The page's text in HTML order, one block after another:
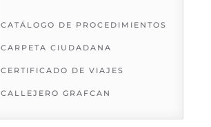
CATÁLOGO DE PROCEDIMIENTOS
CARPETA CIUDADANA
CERTIFICADO DE VIAJES
CALLEJERO GRAFCAN